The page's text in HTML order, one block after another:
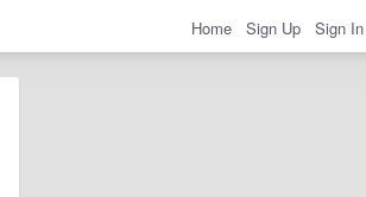
Home Sign Up Sign In